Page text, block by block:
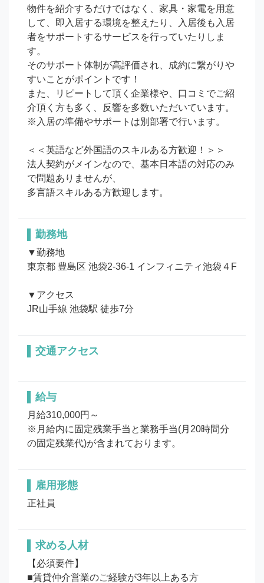
物件を紹介するだけではなく、家具・家電を用意
して、即入居する環境を整えたり、入居後も入居
者をサポートするサービスを行っていたりしま
す。
そのサポート体制が高評価され、成約に繋がりや
すいことがポイントです！
また、リピートして頂く企業様や、口コミでご紹
介頂く方も多く、反響を多数いただいています。
※入居の準備やサポートは別部署で行います。
＜＜英語など外国語のスキルある方歓迎！＞＞
法人契約がメインなので、基本日本語の対応のみ
で問題ありませんが、
多言語スキルある方歓迎します。
勤務地
▼勤務地
東京都 豊島区 池袋2-36-1 インフィニティ池袋４F
▼アクセス
JR山手線 池袋駅 徒歩7分
交通アクセス
給与
月給310,000円～
※月給内に固定残業手当と業務手当(月20時間分
の固定残業代)が含まれております。
雇用形態
正社員
求める人材
【必須要件】
■賃貸仲介営業のご経験が3年以上ある方